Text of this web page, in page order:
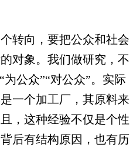
向，要把公众和社会
对象。我们做研究，不
公众”“对公众”。实际
一个加工厂，其原料来
，这种经验不仅是个性
后有结构原因，也有历